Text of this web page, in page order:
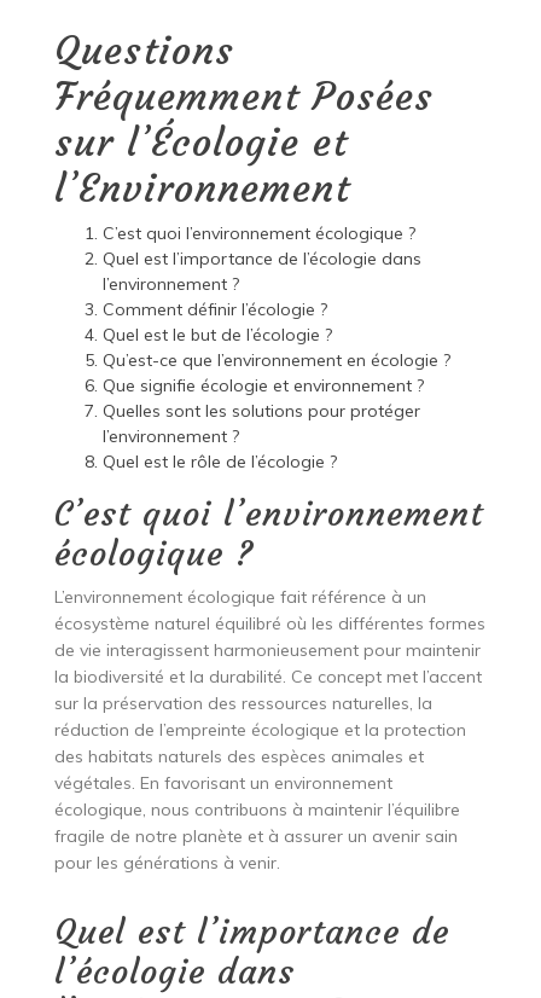
Questions
Fréquemment Posées
sur l’Écologie et
l’Environnement
C’est quoi l’environnement écologique ?
Quel est l’importance de l’écologie dans
l’environnement ?
Comment définir l’écologie ?
Quel est le but de l’écologie ?
Qu’est-ce que l’environnement en écologie ?
Que signifie écologie et environnement ?
Quelles sont les solutions pour protéger
l’environnement ?
Quel est le rôle de l’écologie ?
C’est quoi l’environnement
écologique ?
L’environnement écologique fait référence à un
écosystème naturel équilibré où les différentes formes
de vie interagissent harmonieusement pour maintenir
la biodiversité et la durabilité. Ce concept met l’accent
sur la préservation des ressources naturelles, la
réduction de l’empreinte écologique et la protection
des habitats naturels des espèces animales et
végétales. En favorisant un environnement
écologique, nous contribuons à maintenir l’équilibre
fragile de notre planète et à assurer un avenir sain
pour les générations à venir.
Quel est l’importance de
l’écologie dans